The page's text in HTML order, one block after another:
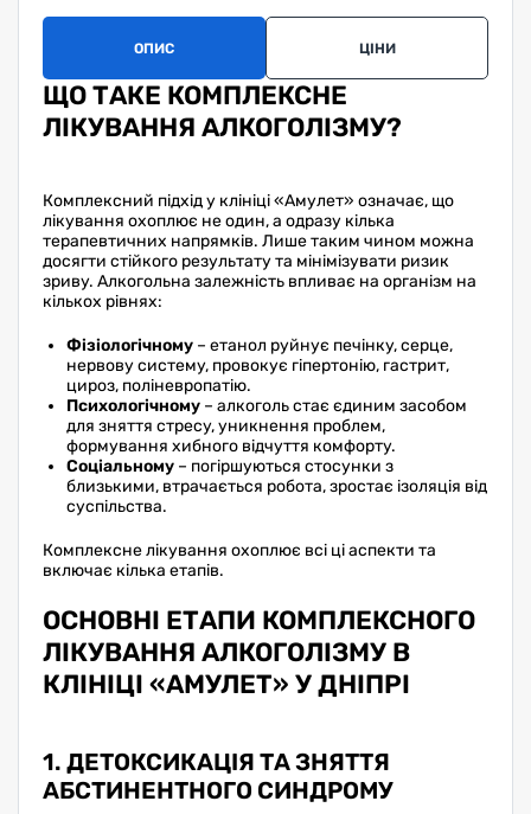
ОПИС ЦІНИ
ЩО ТАКЕ КОМПЛЕКСНЕ
ЛІКУВАННЯ АЛКОГОЛІЗМУ?
Комплексний підхід у клініці «Амулет» означає, що
лікування охоплює не один, а одразу кілька
терапевтичних напрямків. Лише таким чином можна
досягти стійкого результату та мінімізувати ризик
зриву. Алкогольна залежність впливає на організм на
кількох рівнях:
Фізіологічному – етанол руйнує печінку, серце,
нервову систему, провокує гіпертонію, гастрит,
цироз, поліневропатію.
Психологічному – алкоголь стає єдиним засобом
для зняття стресу, уникнення проблем,
формування хибного відчуття комфорту.
Соціальному – погіршуються стосунки з
близькими, втрачається робота, зростає ізоляція від
суспільства.
Комплексне лікування охоплює всі ці аспекти та
включає кілька етапів.
ОСНОВНІ ЕТАПИ КОМПЛЕКСНОГО
ЛІКУВАННЯ АЛКОГОЛІЗМУ В
КЛІНІЦІ «АМУЛЕТ» У ДНІПРІ
1. ДЕТОКСИКАЦІЯ ТА ЗНЯТТЯ
АБСТИНЕНТНОГО СИНДРОМУ